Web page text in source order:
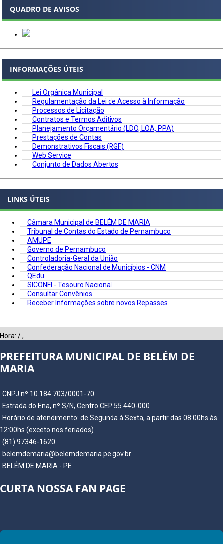
QUADRO DE AVISOS
INFORMAÇÕES ÚTEIS
Lei Orgânica Municipal
Regulamentação da Lei de Acesso à Informação
Processos de Licitação
Contratos e Termos Aditivos
Planejamento Orçamentário (LDO, LOA, PPA)
Prestações de Contas
Demonstrativos Fiscais (RGF)
Web Service
Conjunto de Dados Abertos
LINKS ÚTEIS
Câmara Municipal de BELÉM DE MARIA
Tribunal de Contas do Estado de Pernambuco
AMUPE
Governo de Pernambuco
Controladoria-Geral da União
Confederação Nacional de Municípios - CNM
QEdu
SICONFI - Tesouro Nacional
Consultar Convênios
Receber Informações sobre novos Repasses
Hora: /,
PREFEITURA MUNICIPAL DE BELÉM DE
MARIA
CNPJ nº 10.184.703/0001-70
Estrada do Ena, nº S/N, Centro CEP 55.440-000
Horário de atendimento: de Segunda à Sexta, a partir das 08:00hs às
12:00hs (exceto nos feriados)
(81) 97346-1620
belemdemaria@belemdemaria.pe.gov.br
BELÉM DE MARIA - PE
CURTA NOSSA FAN PAGE